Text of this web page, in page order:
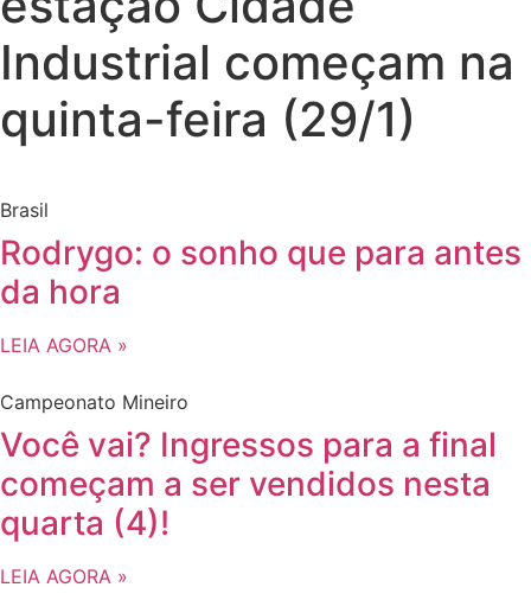
Industrial começam na
quinta-feira (29/1)
Brasil
Rodrygo: o sonho que para antes
da hora
LEIA AGORA »
Campeonato Mineiro
Você vai? Ingressos para a final
começam a ser vendidos nesta
quarta (4)!
LEIA AGORA »